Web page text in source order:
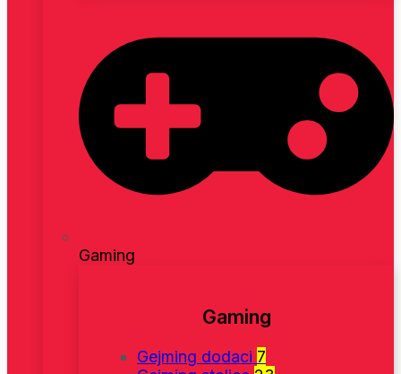
Gaming
Gaming
Gejming dodaci 7